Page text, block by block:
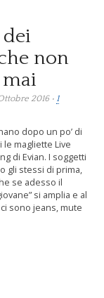
non
2016 • 1
dopo un po’ di
le magliette Live
di Evian. I soggetti
gli stessi di prima,
se adesso il
si amplia e al
sono jeans, mute